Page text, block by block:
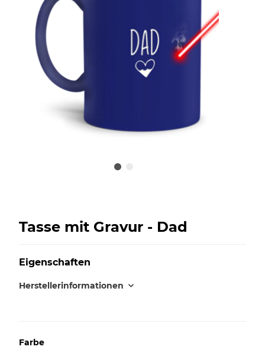
Tasse mit Gravur - Dad
Eigenschaften
Herstellerinformationen
Farbe